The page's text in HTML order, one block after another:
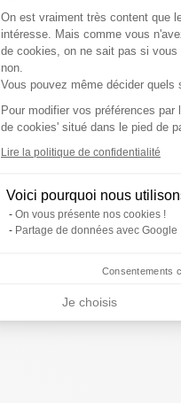
Plateforme de
On est vraiment très content que
intéresse. Mais comme vous
de cookies, on ne sait pas si
non.
Vous pouvez même décider
Pour modifier vos préférences
de cookies' situé dans le pied de
Lire la politique de confidentialité
Voici pourquoi nous
On vous présente nos cookies !
Partage de données avec Google
Consentements
Je choisis